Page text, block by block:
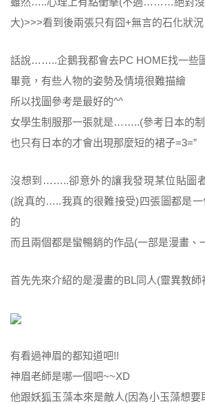
大)>>>看到後兩張只有囧+無言的石化狀況
話說……..企鵝我都會去PC HOME找一些
畢竟，有些人物的姿勢及情境很難描繪
所以找圖參考是最好的^^
女學生制服那一張就是……..(參考日本的
也只有日本的才會出現那麼短的裙子=3=”
沒想到……..卻意外的讓我發現某位貼圖
(說真的…..我真的很難接受)四張圖都是
的
而且兩個都是蠻暢銷的作品(一部是漫畫、
首先先來介紹的是漫畫的BL同人(靈異教師
有看過神眉的都知道吧!!
神眉老師是哪一個吧~~XD
他跟妖狐玉藻本來是敵人(因為小玉藻想要